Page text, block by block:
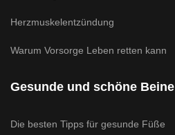
Herzmuskelentzündung
Warum Vorsorge Leben retten kann
Gesunde und schöne Beine
Die besten Tipps für gesunde Füße